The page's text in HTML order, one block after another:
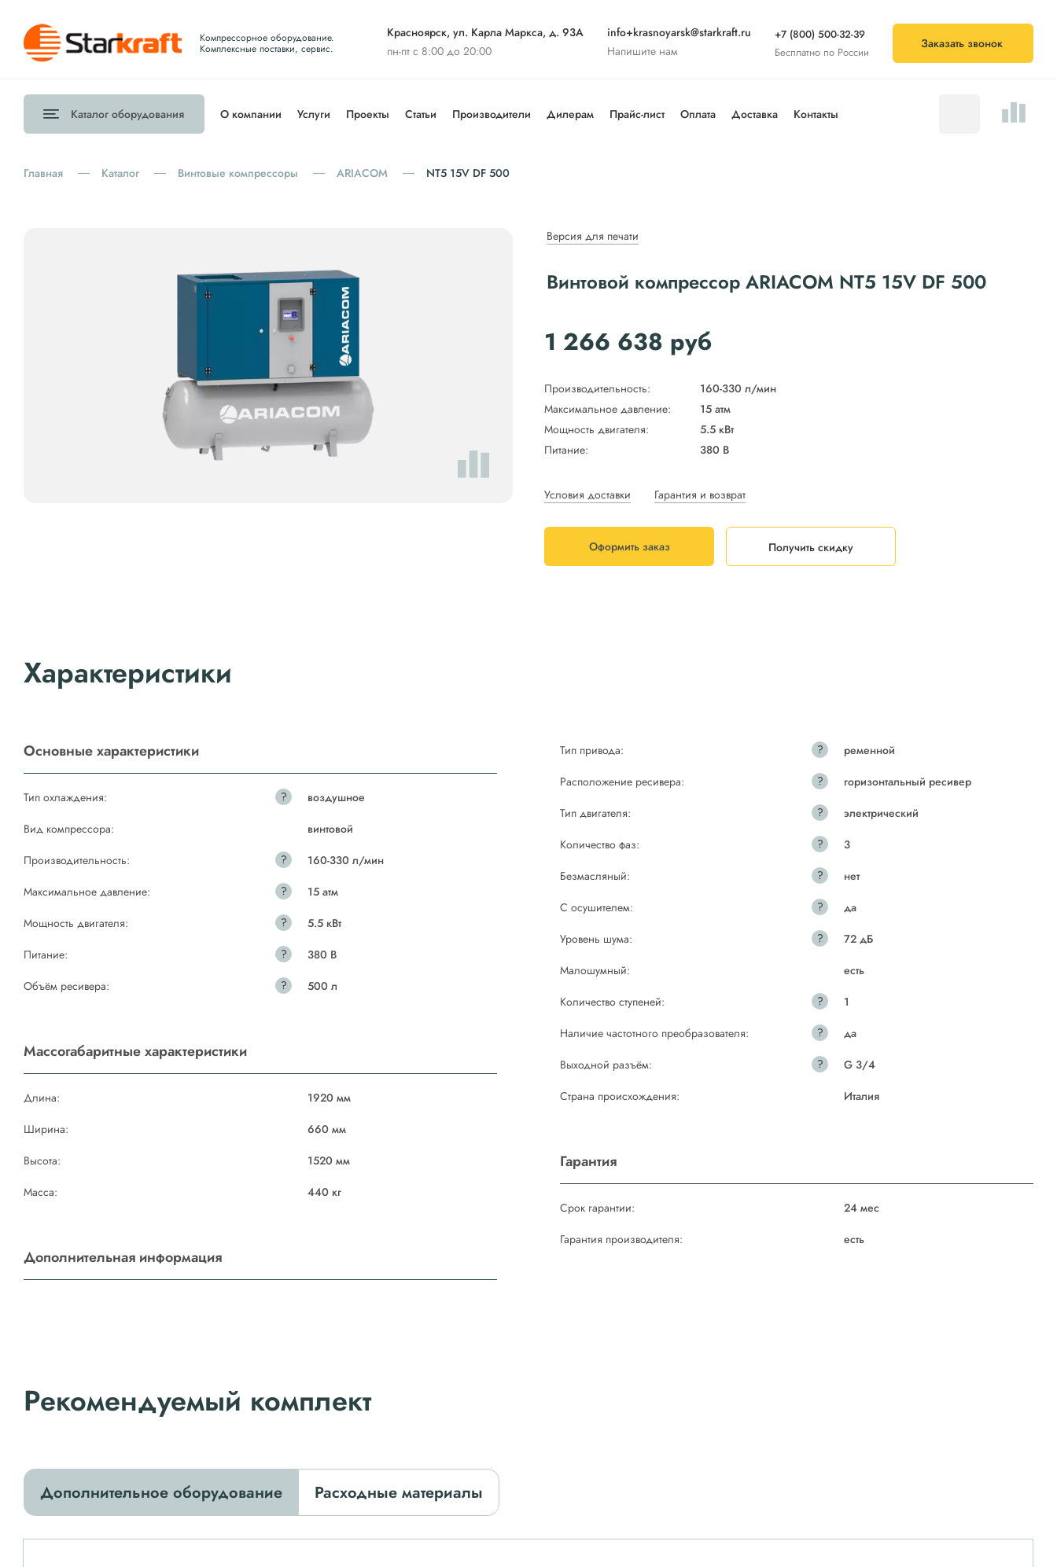
Компрессорное оборудование.
Комплексные поставки, сервис.
Красноярск, ул. Карла Маркса, д. 93А
пн-пт с 8:00 до 20:00
info+krasnoyarsk@starkraft.ru
Напишите нам
+7 (800) 500-32-39
Бесплатно по России
Заказать звонок
Каталог оборудования О компании Услуги Проекты Статьи Производители Дилерам Прайс-лист Оплата Доставка Контакты
Главная Каталог Винтовые компрессоры ARIACOM NT5 15V DF 500
Версия для печати
Винтовой компрессор ARIACOM NT5 15V DF 500
1 266 638 руб
Производительность:
160-330 л/мин
Максимальное давление:
15 атм
Мощность двигателя:
5.5 кВт
Питание:
380 В
Условия доставки Гарантия и возврат
Оформить заказ Получить скидку
Характеристики
Основные характеристики
Тип охлаждения: ?
воздушное
Вид компрессора:
винтовой
Производительность:
?
160-330 л/мин
Максимальное давление:
?
15 атм
Мощность двигателя:
?
5.5 кВт
Питание:
?
380 В
Объём ресивера:
? 500 л
Массогабаритные характеристики
Длина:
1920 мм
Ширина:
660 мм
Высота:
1520 мм
Масса:
440 кг
Дополнительная информация
Тип привода: ?
ременной
Расположение ресивера:
?
горизонтальный ресивер
Тип двигателя:
?
электрический
Количество фаз:
?
3
Безмасляный:
?
нет
С осушителем:
?
да
Уровень шума:
?
72 дБ
Малошумный:
есть
Количество ступеней:
?
1
Наличие частотного преобразователя:
?
да
Выходной разъём:
?
G 3/4
Страна происхождения:
Италия
Гарантия
Срок гарантии:
24 мес
Гарантия производителя:
есть
Рекомендуемый комплект
Дополнительное оборудование Расходные материалы